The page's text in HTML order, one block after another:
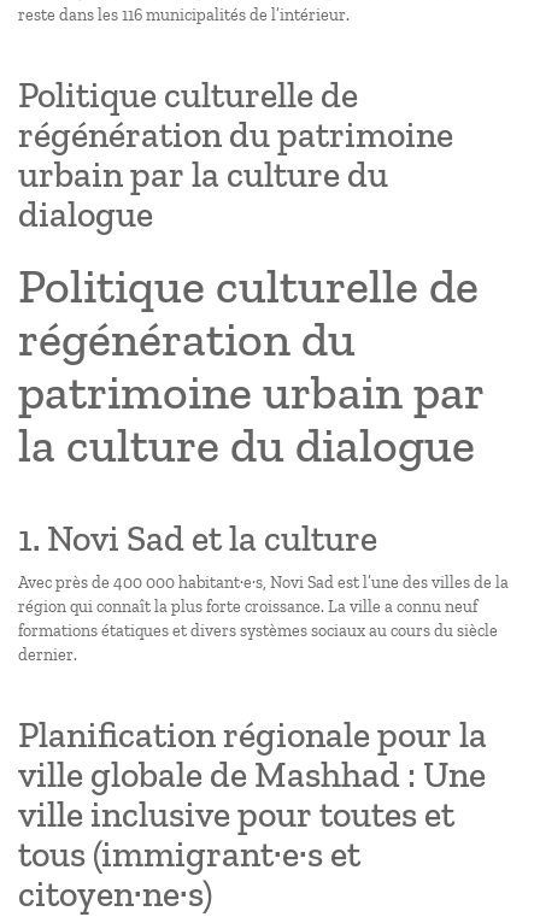
reste dans les 116 municipalités de l’intérieur.
Politique culturelle de
régénération du patrimoine
urbain par la culture du
dialogue
Politique culturelle de
régénération du
patrimoine urbain par
la culture du dialogue
1. Novi Sad et la culture
Avec près de 400 000 habitant·e·s, Novi Sad est l’une des villes de la
région qui connaît la plus forte croissance. La ville a connu neuf
formations étatiques et divers systèmes sociaux au cours du siècle
dernier.
Planification régionale pour la
ville globale de Mashhad : Une
ville inclusive pour toutes et
tous (immigrant·e·s et
citoyen·ne·s)